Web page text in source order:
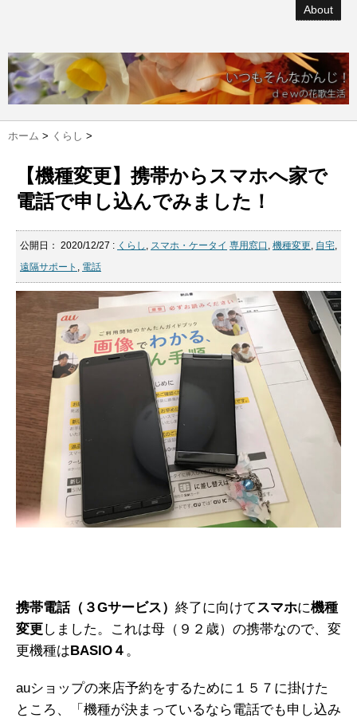
About
ホーム > くらし >
【機種変更】携帯からスマホへ家で
電話で申し込んでみました！
公開日： 2020/12/27 : くらし , スマホ・ケータイ 専用窓口 , 機種変更, 自宅,
遠隔サポート , 電話
携帯電話（３Gサービス） 終了に向けて スマホに機種
変更しました。これは母（９２歳）の携帯なので、変
更機種はBASIO４ 。
auショップの来店予約をするために１５７に掛けた
ところ、「機種が決まっているなら電話でも申し込み